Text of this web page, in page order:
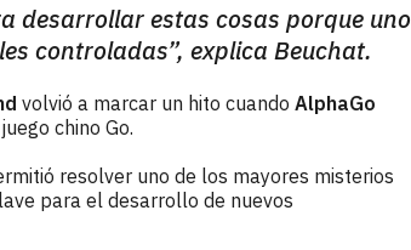
desarrollar estas cosas porque uno
controladas”, explica Beuchat.
volvió a marcar un hito cuando AlphaGo
chino Go.
resolver uno de los mayores misterios
para el desarrollo de nuevos